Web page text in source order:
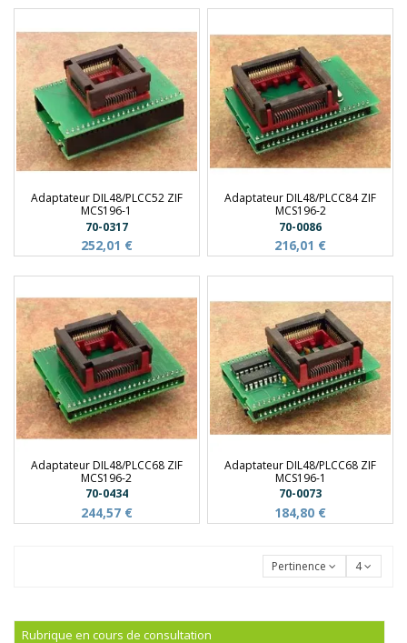
Adaptateur DIL48/PLCC52 ZIF
MCS196-1
70-0317
252,01 €
Adaptateur DIL48/PLCC84 ZIF
MCS196-2
70-0086
216,01 €
Adaptateur DIL48/PLCC68 ZIF
MCS196-2
70-0434
244,57 €
Adaptateur DIL48/PLCC68 ZIF
MCS196-1
70-0073
184,80 €
Pertinence 4
Rubrique en cours de consultation